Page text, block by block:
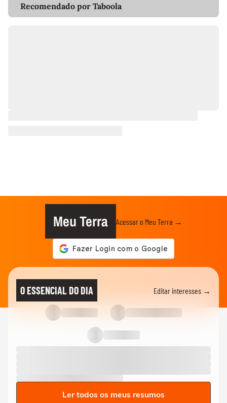
Recomendado por Taboola
Meu Terra Acessar o Meu Terra →
O ESSENCIAL DO DIA Editar interesses →
Ler todos os meus resumos